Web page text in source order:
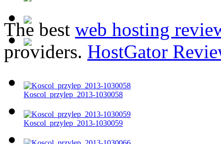
The best web hosting
providers. HostGator
Koscol_przylep_2013-1030058
Koscol_przylep_2013-1030059